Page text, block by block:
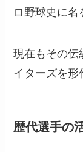
ロ野球史に名
現在もその伝
イターズを形
歴代選手の